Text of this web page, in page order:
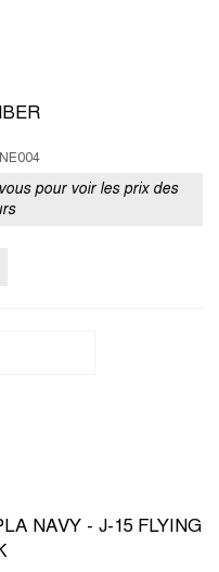
pour voir les prix des
NAVY - J-15 FLYING